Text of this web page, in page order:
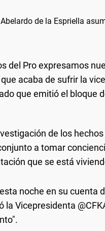
de la Espriella
del Pro expresamos
acaba de sufrir la
que emitió el bloque
de los
a tomar
que se está
noche en su cuenta
la Vicepresidenta